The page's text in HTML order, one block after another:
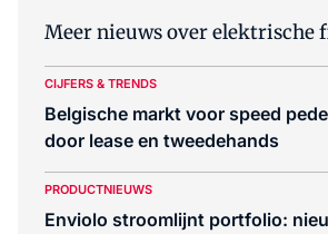
Meer nieuws over elektrische
CIJFERS & TRENDS
Belgische markt voor speed
door lease en tweedehands
PRODUCTNIEUWS
Enviolo stroomlijnt portfolio: